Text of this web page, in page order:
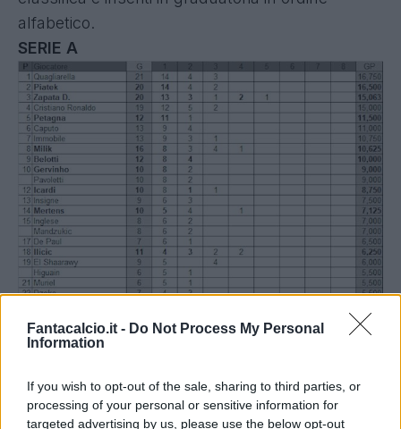
Fantacalcio.it - Do Not Process My Personal
Information
If you wish to opt-out of the sale, sharing to third parties, or
processing of your personal or sensitive information for
targeted advertising by us, please use the below opt-out
alfabetico.
SERIE A
Doppio turno per la Serie A, che ieri ha concluso